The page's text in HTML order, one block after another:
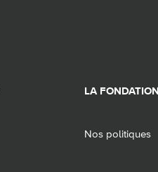
LA FONDATION
Nos politiques